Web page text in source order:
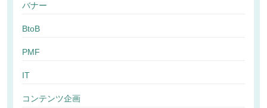
バナー
BtoB
PMF
IT
コンテンツ企画